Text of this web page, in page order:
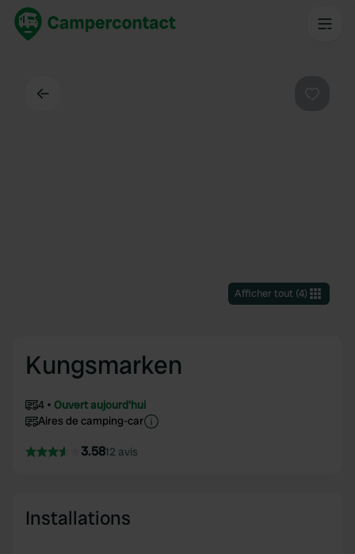
Afficher tout(4)
Kungsmarken
4
Ouvert aujourd'hui
Aires de camping-car
3.5812 avis
Installations